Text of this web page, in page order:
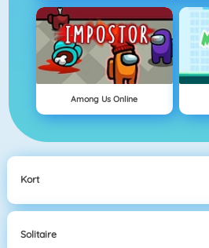
Among Us Online
Kort
Solitaire